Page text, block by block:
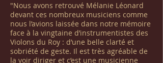
"Nous avons retrouvé Mélanie Léonard
devant ces nombreux musiciens comme
nous l’avions laissée dans notre mémoire
face à la vingtaine d’instrumentistes des
Violons du Roy : d’une belle clarté et
sobriété de geste. Il est très agréable de
la voir diriger et c’est une musicienne